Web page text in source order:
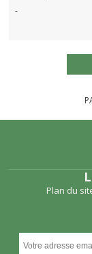
-
Plan du